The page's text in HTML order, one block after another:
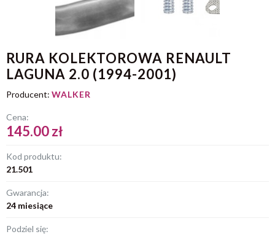
RURA KOLEKTOROWA RENAULT
LAGUNA 2.0 (1994-2001)
Producent: WALKER
Cena:
145.00 zł
Kod produktu:
21.501
Gwarancja:
24 miesiące
Podziel się: